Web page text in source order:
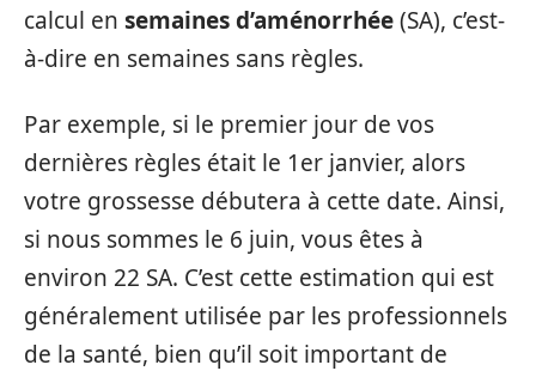
calcul en semaines d’aménorrhée(SA), c’est-
à-dire en semaines sans règles.
Par exemple, si le premier jour de vos
dernières règles était le 1er janvier, alors
votre grossesse débutera à cette date. Ainsi,
si nous sommes le 6 juin, vous êtes à
environ 22 SA. C’est cette estimation qui est
généralement utilisée par les professionnels
de la santé, bien qu’il soit important de